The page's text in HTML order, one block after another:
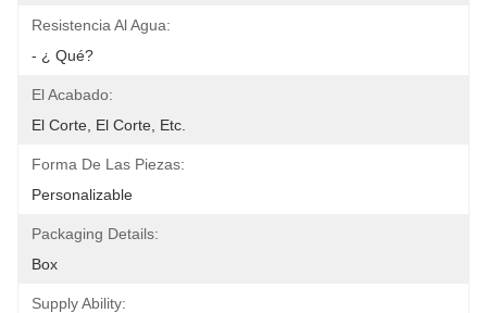
Resistencia Al Agua:
- ¿ Qué?
El Acabado:
El Corte, El Corte, Etc.
Forma De Las Piezas:
Personalizable
Packaging Details:
Box
Supply Ability: